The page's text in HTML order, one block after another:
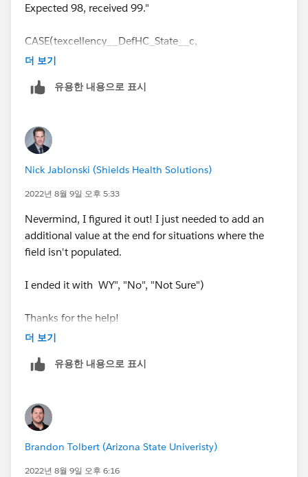
		'PA', 1,
		'UT', 1,
	, "Yes", "No"
Expected 98, received 99."
CASE(texcellency__DefHC_State__c,
"AL", "Yes",
"IL", "Yes",
"MN", "Yes",
"MT", "Yes",
"NC", "Yes",
"ND", "Yes",
"NE", "Yes",
"OK", "Yes",
"OR", "Yes",
"PA", "Yes",
"UT", "Yes",
"AK", "No",
"AZ", "No",
"AR", "No",
"CA", "No",
"CT", "No",
"DE", "No",
"HI", "No",
"ID", "No",
더 보기
유용한 내용으로 표시
Nick Jablonski (Shields Health Solutions)
2022년 8월 9일 오후 5:33
Nevermind, I figured it out! I just needed to add an
additional value at the end for situations where the
field isn't populated.
I ended it with WY", "No", "Not Sure")
Thanks for the help!
더 보기
유용한 내용으로 표시
Brandon Tolbert (Arizona State Univeristy)
2022년 8월 9일 오후 6:16